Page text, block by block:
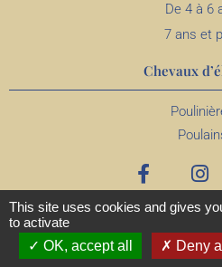
De 4 à 6
7 ans et
Chevaux
CONFIDENTIALITÉ
This site uses cookies and gives
to activate
OK, accept all
Deny